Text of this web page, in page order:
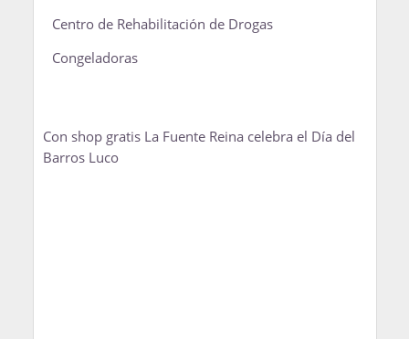
Centro de Rehabilitación de Drogas
Congeladoras
Con shop gratis La Fuente Reina celebra el Día del
Barros Luco